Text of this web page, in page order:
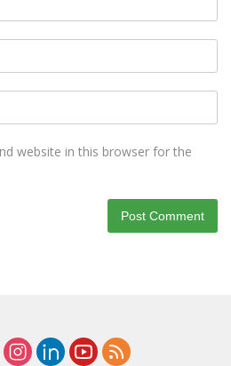
website in this browser for the